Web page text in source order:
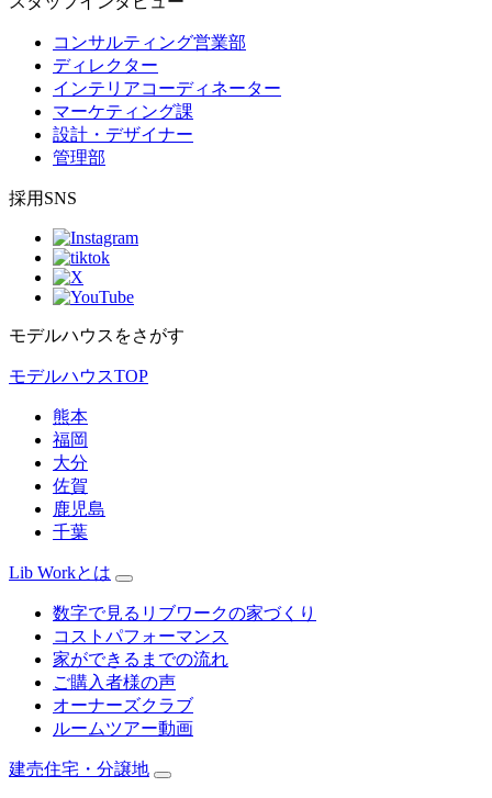
コンサルティング営業部
ディレクター
インテリアコーディネーター
マーケティング課
設計・デザイナー
管理部
採用SNS
モデルハウスをさがす
モデルハウスTOP
熊本
福岡
大分
佐賀
鹿児島
千葉
Lib Workとは
数字で見るリブワークの家づくり
コストパフォーマンス
家ができるまでの流れ
ご購入者様の声
オーナーズクラブ
ルームツアー動画
建売住宅・分譲地